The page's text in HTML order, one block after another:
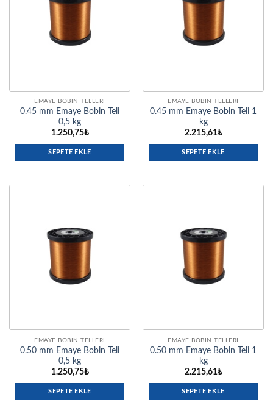
EMAYE BOBIN TELLERI
0.45 mm Emaye Bobin Teli
0,5 kg
1.250,75₺
SEPETE EKLE
EMAYE BOBIN TELLERI
0.45 mm Emaye Bobin Teli 1
kg
2.215,61₺
SEPETE EKLE
EMAYE BOBIN TELLERI
0.50 mm Emaye Bobin Teli
0,5 kg
1.250,75₺
SEPETE EKLE
EMAYE BOBIN TELLERI
0.50 mm Emaye Bobin Teli 1
kg
2.215,61₺
SEPETE EKLE